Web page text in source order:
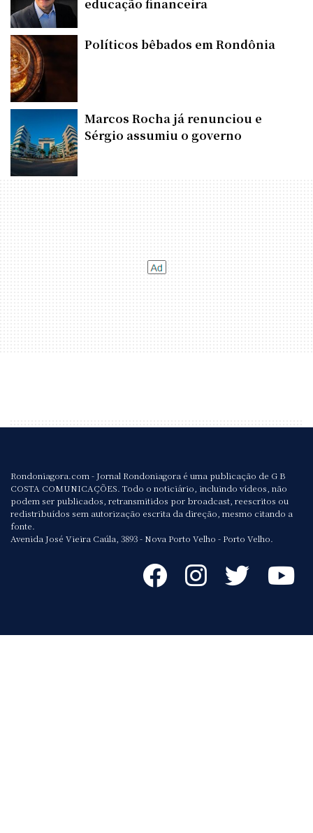
educação financeira
Políticos bêbados em Rondônia
Marcos Rocha já renunciou e
Sérgio assumiu o governo
Rondoniagora.com - Jornal Rondoniagora é uma publicação de G B
COSTA COMUNICAÇÕES. Todo o noticiário, incluindo vídeos, não
podem ser publicados, retransmitidos por broadcast, reescritos ou
redistribuídos sem autorização escrita da direção, mesmo citando a
fonte.
Avenida José Vieira Caúla, 3893 - Nova Porto Velho - Porto Velho.